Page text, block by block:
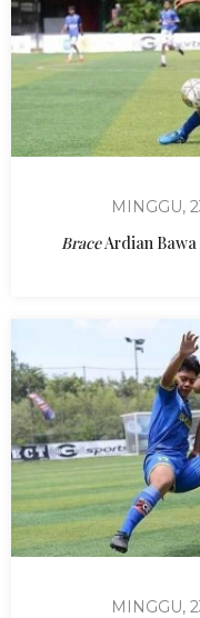
MINGGU,
BraceArdian Bawa
MINGGU,